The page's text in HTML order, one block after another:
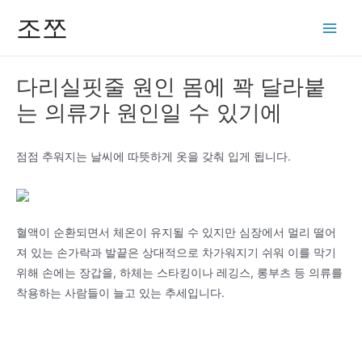
조쪼
다리실핏줄 원인 몸에 꽉 달라붙
는 의류가 원인일 수 있기에
점점 추워지는 날씨에 따뜻하게 옷을 갖춰 입게 됩니다.
혈액이 순환되면서 체온이 유지될 수 있지만 심장에서 멀리 떨어
져 있는 손가락과 발끝은 상대적으로 차가워지기 쉬워 이를 막기
위해 손에는 장갑을, 하체는 스타킹이나 레깅스, 롱부츠 등 의류를
착용하는 사람들이 늘고 있는 추세입니다.